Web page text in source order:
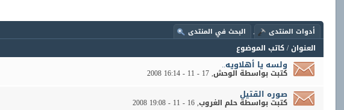
المنتدى:نبض الشعر والخواطرأدوات المنتدى البحث في المنتدى
العنوان/كاتب الموضوع
ولسه يا أهلاويه..
كتبت بواسطةالوحش‏, 17 - 11 - 2008 16:14
صوره القتيل
كتبت بواسطةحلم الغروب‏, 16 - 11 - 2008 19:08